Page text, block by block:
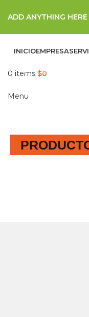
ADD ANYTHING
INICIOEMPRESA
0 items $0
Menu
Browse Categories